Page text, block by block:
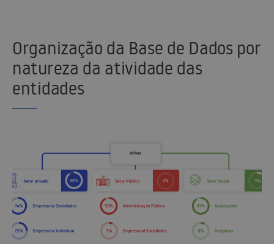
Organização da Base de Dados por
natureza da atividade das
entidades